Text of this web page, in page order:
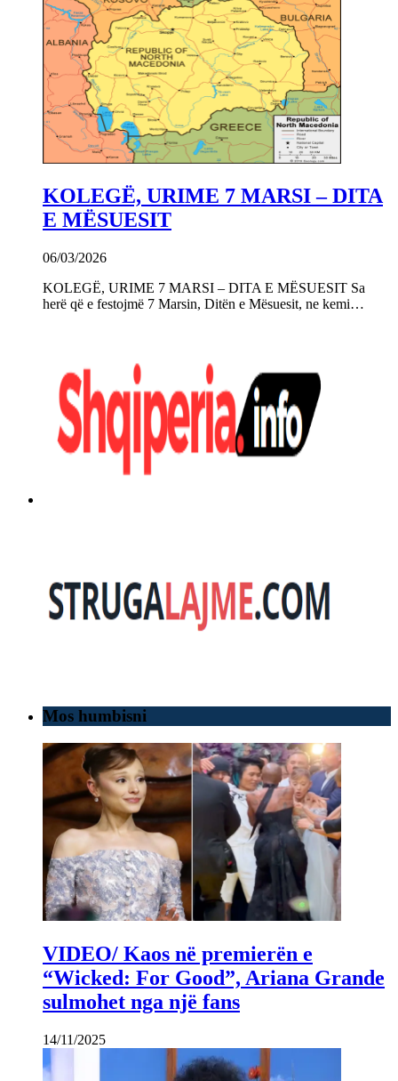
KOLEGË, URIME 7 MARSI – DITA
E MËSUESIT
06/03/2026
KOLEGË, URIME 7 MARSI – DITA E MËSUESIT Sa
herë që e festojmë 7 Marsin, Ditën e Mësuesit, ne kemi…
Mos humbisni
VIDEO/ Kaos në premierën e
“Wicked: For Good”, Ariana Grande
sulmohet nga një fans
14/11/2025